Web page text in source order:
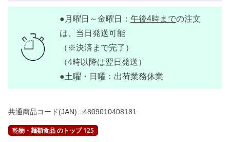
タ
ベ
チ
ャ
ー
5
【
J
●月曜日～金曜日： 午後4時までの注文
は、当日発送可能
（※決済まで完了）
（4時以降は翌日発送）
●土曜・日曜：出荷業務休業
共通商品コード(JAN) : 4809010408181
乾物・麺類食品 のトップ 125